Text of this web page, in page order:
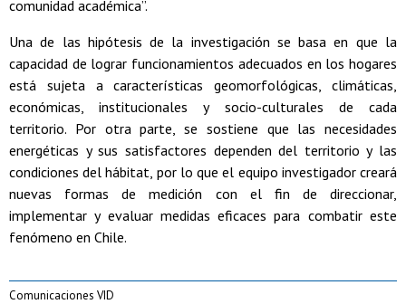
comunidad académica”.
Una de las hipótesis de la investigación se basa en que la
capacidad de lograr funcionamientos adecuados en los hogares
está sujeta a características geomorfológicas, climáticas,
económicas, institucionales y socio-culturales de cada
territorio. Por otra parte, se sostiene que las necesidades
energéticas y sus satisfactores dependen del territorio y las
condiciones del hábitat, por lo que el equipo investigador creará
nuevas formas de medición con el fin de direccionar,
implementar y evaluar medidas eficaces para combatir este
fenómeno en Chile.
Comunicaciones VID